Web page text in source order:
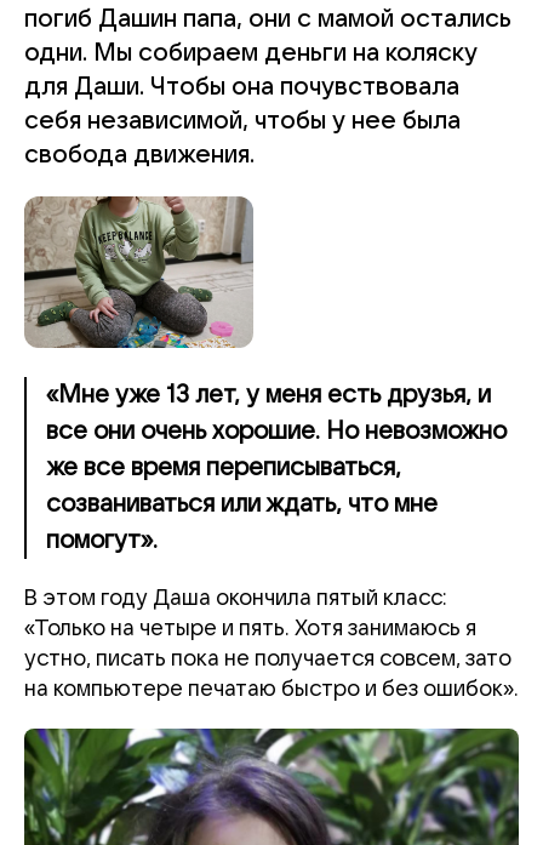
погиб Дашин папа, они с мамой остались
одни. Мы собираем деньги на коляску
для Даши. Чтобы она почувствовала
себя независимой, чтобы у нее была
свобода движения.
«Мне уже 13 лет, у меня есть друзья, и
все они очень хорошие. Но невозможно
же все время переписываться,
созваниваться или ждать, что мне
помогут».
В этом году Даша окончила пятый класс:
«Только на четыре и пять. Хотя занимаюсь я
устно, писать пока не получается совсем, зато
на компьютере печатаю быстро и без ошибок».